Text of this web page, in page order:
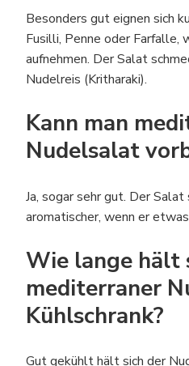
Besonders gut eignen sich
Fusilli, Penne oder Farfalle,
aufnehmen. Der Salat
Nudelreis (Kritharaki).
Kann man
Nudelsalat
Ja, sogar sehr gut. Der
aromatischer, wenn er
Wie lange hält
mediterraner
Kühlschrank?
Gut gekühlt hält sich der